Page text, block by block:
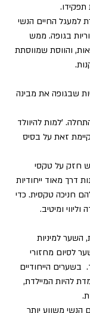
למעגל החיים הנשי
בגופה. ממש
והווסת שמווסתת
שבגופה את מבינה
'למות להיוולד
זאת על בסיס
חזק על טקסי
דרך מאוד ייחודיות
חניכה טקסית. כדי
ומיטיב.
למיניות
לסיום מחזורי
בשערים הייחודיים
להיות המיילדת,
הנשי משווע יותר